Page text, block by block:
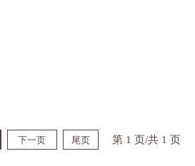
下一页 尾页 第 1 页/共 1 页